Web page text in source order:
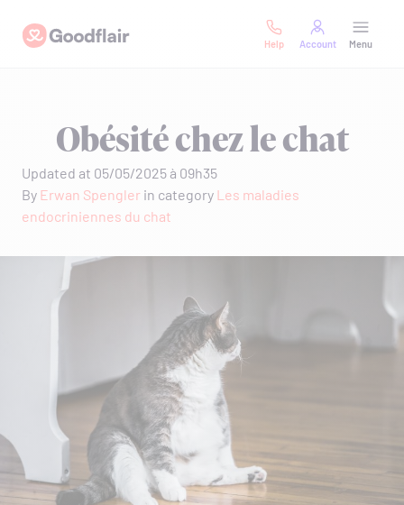
content
Goodflair
Help Account Menu
Obésité chez le chat
Updated at 05/05/2025 à 09h35
By Erwan Spengler in category Les maladies
endocriniennes du chat